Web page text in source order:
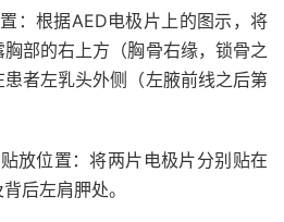
：根据AED电极片上的图示，将
部的右上方（胸骨右缘，锁骨之
者左乳头外侧（左腋前线之后第
放位置：将两片电极片分别贴在
后左肩胛处。